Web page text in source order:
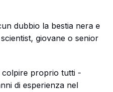
dubbio la bestia nera e
giovane o senior
colpire proprio tutti -
di esperienza nel